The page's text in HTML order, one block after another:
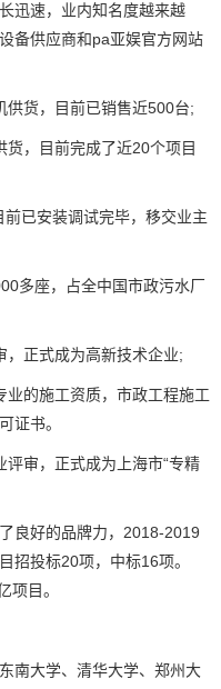
迅速，业内知名度越来越
备供应商和pa亚娱官方网站
供货，目前已销售近500台;
，目前完成了近20个项目
已安装调试完毕，移交业主
多座，占全中国市政污水厂
，正式成为高新技术企业;
的施工资质，市政工程施工
证书。
审，正式成为上海市“专精
良好的品牌力，2018-2019
招投标20项，中标16项。
项目。
南大学、清华大学、郑州大